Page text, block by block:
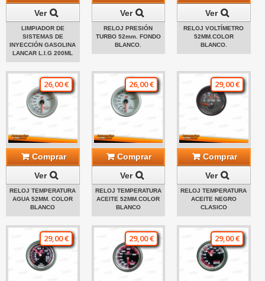
Ver
LIMPIADOR DE
SISTEMAS DE
INYECCIÓN GASOLINA
LANCAR L.I.G 200ML
Ver
RELOJ PRESIÓN
TURBO 52mm. FONDO
BLANCO.
Ver
RELOJ VOLTÍMETRO
52MM.COLOR
BLANCO.
26,00 €
Comprar
Ver
RELOJ TEMPERATURA
AGUA 52MM. COLOR
BLANCO
26,00 €
Comprar
Ver
RELOJ TEMPERATURA
ACEITE 52MM.COLOR
BLANCO
29,00 €
Comprar
Ver
RELOJ TEMPERATURA
ACEITE NEGRO
CLASICO
29,00 € 29,00 € 29,00 €